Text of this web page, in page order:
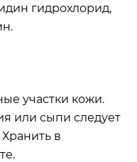
гидрохлорид,
участки кожи.
или сыпи следует
в